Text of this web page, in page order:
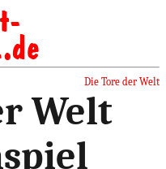
Die Tore der Welt
Welt